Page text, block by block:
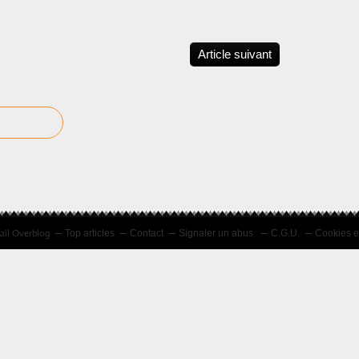
Article suivant
Overblog Top articles Contact Signaler un abus C.G.U. Cookies